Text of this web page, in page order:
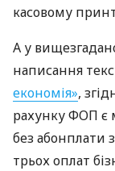
касовому
А у
написання
економія»,
рахунку ФОП є
без абонплати
трьох оплат